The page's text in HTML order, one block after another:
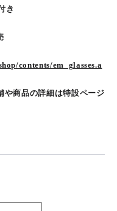
き
contents/em_glasses.a
商品の詳細は特設ページ